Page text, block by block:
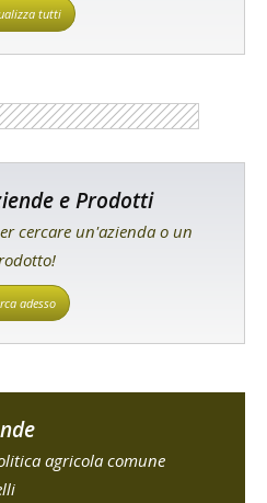
tutti
e Prodotti
cercare un'azienda o un
adesso
agricola comune